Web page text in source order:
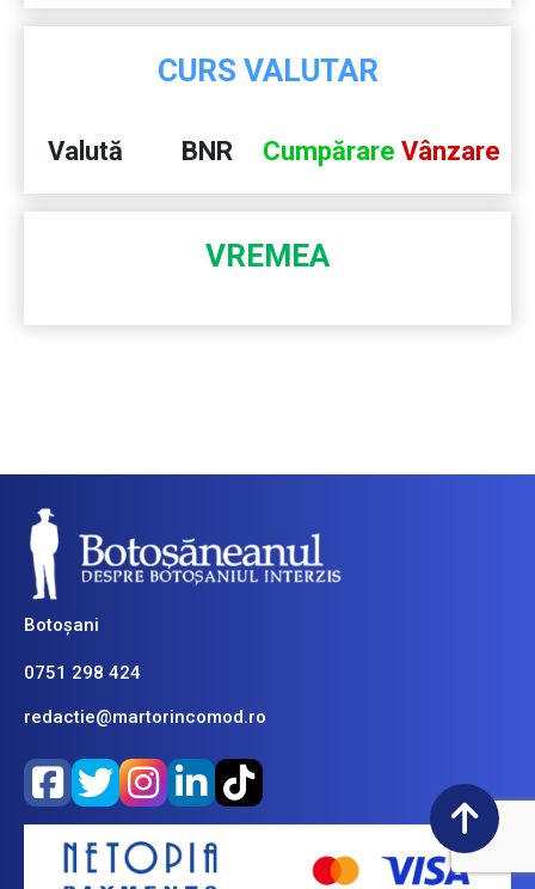
CURS VALUTAR
Valută BNR Cumpărare Vânzare
VREMEA
Botoșani
0751 298 424
redactie@martorincomod.ro